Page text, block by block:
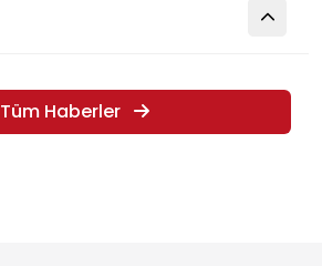
Tüm Haberler